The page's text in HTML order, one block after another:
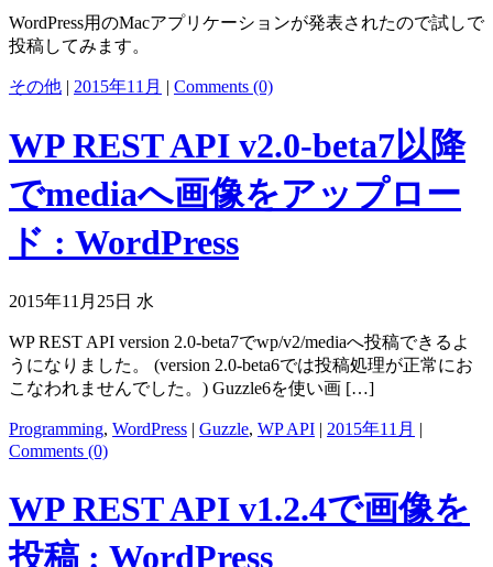
WordPress用のMacアプリケーションが発表されたので試しで
投稿してみます。
その他 | 2015年11月 | Comments (0)
WP REST API v2.0-beta7以降
でmediaへ画像をアップロー
ド : WordPress
2015年11月25日 水
WP REST API version 2.0-beta7でwp/v2/mediaへ投稿できるよ
うになりました。 (version 2.0-beta6では投稿処理が正常にお
こなわれませんでした。) Guzzle6を使い画 […]
Programming, WordPress | Guzzle, WP API | 2015年11月 |
Comments (0)
WP REST API v1.2.4で画像を
投稿 : WordPress